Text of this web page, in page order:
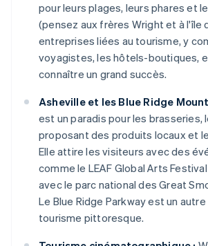
pour leurs plages, leurs phares et
(pensez aux frères Wright et à l'île
entreprises liées au tourisme, y
voyagistes, les hôtels-boutiques,
connaître un grand succès.
Asheville et les Blue Ridge
est un paradis pour les brasseries,
proposant des produits locaux et
Elle attire les visiteurs avec des
comme le LEAF Global Arts
avec le parc national des Great
Le Blue Ridge Parkway est un
tourisme pittoresque.